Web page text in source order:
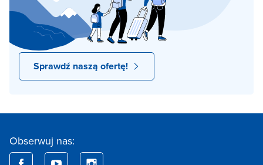
Sprawdź naszą ofertę!
Obserwuj nas: